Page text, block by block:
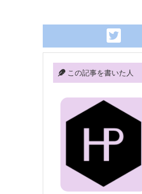
この記事を書いた人